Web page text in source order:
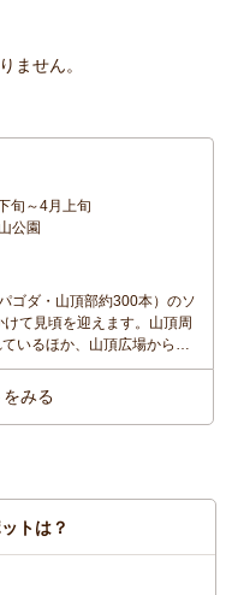
ません。
旬～4月上旬
公園
ゴダ・山頂部約300本）のソ
て見頃を迎えます。山頂周
いるほか、山頂広場からは
誇る桜に彩られた春の眺望
みる
トは？